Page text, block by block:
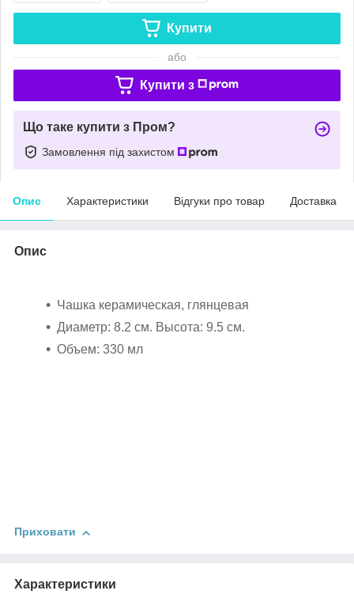
Купити
або
Купити з
Що таке купити з Пром?
Замовлення під захистом
Опис Характеристики Відгуки про товар Доставка
Опис
Чашка керамическая, глянцевая
Диаметр: 8.2 см. Высота: 9.5 см.
Объем: 330 мл
Приховати
Характеристики